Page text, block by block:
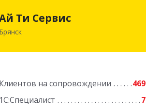
Ти Сервис
Брянск
Клиентов на сопровождении
469
1С:Специалист
7
Подробнее